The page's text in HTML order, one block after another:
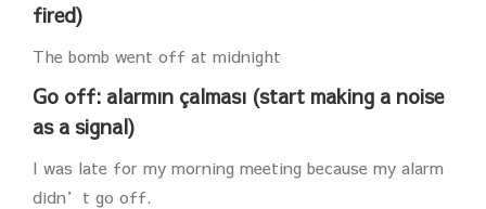
fired)
The bomb went off at midnight
Go off: alarmın çalması (start making a noise
as a signal)
I was late for my morning meeting because my alarm
didn’t go off.